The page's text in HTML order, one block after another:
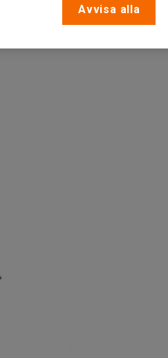
Avvisa alla